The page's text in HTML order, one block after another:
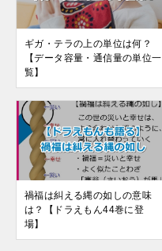
ギガ・テラの上の単位は何？
【データ容量・通信量の単位一
覧】
禍福は糾える縄の如しの意味
は？【ドラえもん44巻に登
場】